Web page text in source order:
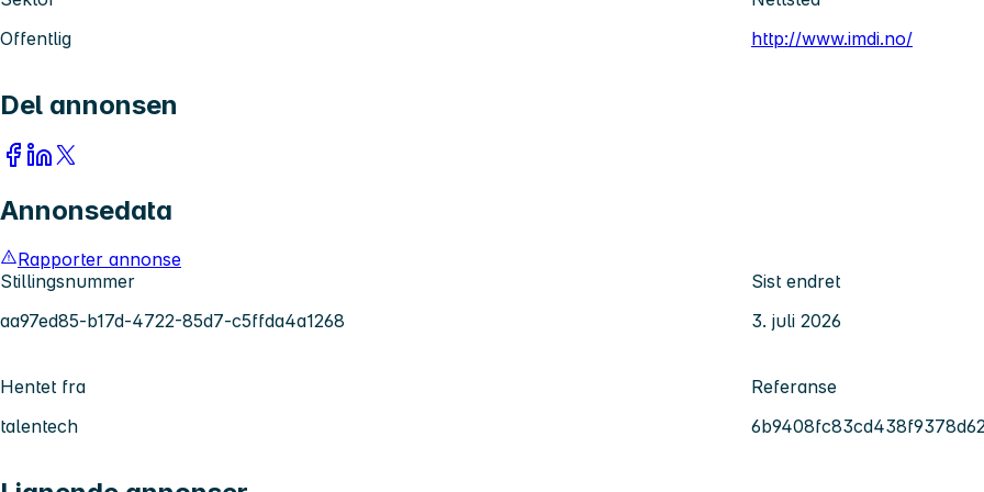
Offentlig
http://www.imdi.no/
Del annonsen
Annonsedata
Rapporter annonse
Stillingsnummer
aa97ed85-b17d-4722-85d7-c5ffda4a1268
Sist endret
3. juli 2026
Hentet fra
talentech
Referanse